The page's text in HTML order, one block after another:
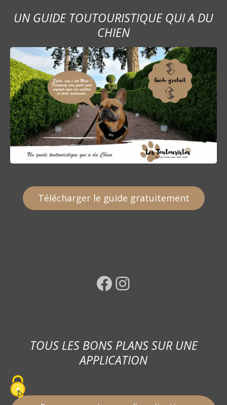
UN GUIDE TOUTOURISTIQUE QUI A DU
CHIEN
Télécharger le guide gratuitement
Facebook Instagram
TOUS LES BONS PLANS SUR UNE
APPLICATION